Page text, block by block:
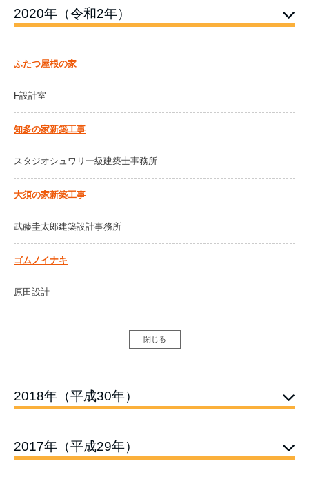
2020年（令和2年）
ふたつ屋根の家
F設計室
知多の家新築工事
スタジオシュワリ一級建築士事務所
大須の家新築工事
武藤圭太郎建築設計事務所
ゴムノイナキ
原田設計
閉じる
2018年（平成30年）
2017年（平成29年）